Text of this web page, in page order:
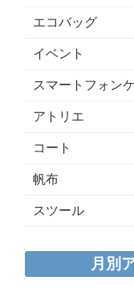
エコバッグ
イベント
スマートフォン
アトリエ
コート
帆布
スツール
月別